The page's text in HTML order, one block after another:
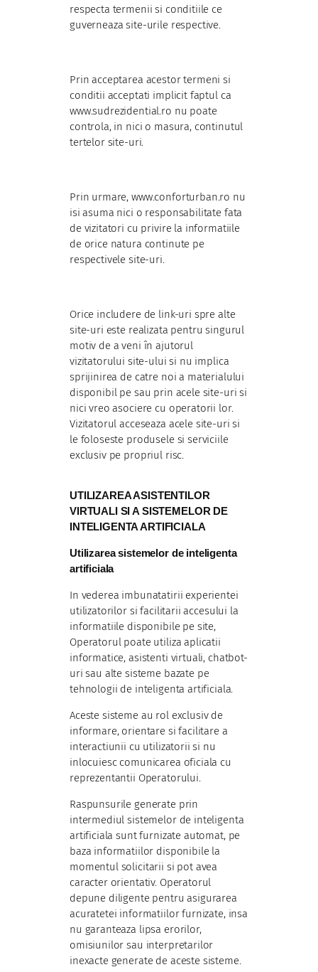
respecta termenii si conditiile ce
guverneaza site-urile respective.
Prin acceptarea acestor termeni si
conditii acceptati implicit faptul ca
www.sudrezidential.ro nu poate
controla, in nici o masura, continutul
tertelor site-uri.
Prin urmare, www.conforturban.ro nu
isi asuma nici o responsabilitate fata
de vizitatori cu privire la informatiile
de orice natura continute pe
respectivele site-uri.
Orice includere de link-uri spre alte
site-uri este realizata pentru singurul
motiv de a veni în ajutorul
vizitatorului site-ului si nu implica
sprijinirea de catre noi a materialului
disponibil pe sau prin acele site-uri si
nici vreo asociere cu operatorii lor.
Vizitatorul acceseaza acele site-uri si
le foloseste produsele si serviciile
exclusiv pe propriul risc.
UTILIZAREA ASISTENTILOR
VIRTUALI SI A SISTEMELOR DE
INTELIGENTA ARTIFICIALA
Utilizarea sistemelor de inteligenta
artificiala
In vederea imbunatatirii experientei
utilizatorilor si facilitarii accesului la
informatiile disponibile pe site,
Operatorul poate utiliza aplicatii
informatice, asistenti virtuali, chatbot-
uri sau alte sisteme bazate pe
tehnologii de inteligenta artificiala.
Aceste sisteme au rol exclusiv de
informare, orientare si facilitare a
interactiunii cu utilizatorii si nu
inlocuiesc comunicarea oficiala cu
reprezentantii Operatorului.
Raspunsurile generate prin
intermediul sistemelor de inteligenta
artificiala sunt furnizate automat, pe
baza informatiilor disponibile la
momentul solicitarii si pot avea
caracter orientativ. Operatorul
depune diligente pentru asigurarea
acuratetei informatiilor furnizate, insa
nu garanteaza lipsa erorilor,
omisiunilor sau interpretarilor
inexacte generate de aceste sisteme.